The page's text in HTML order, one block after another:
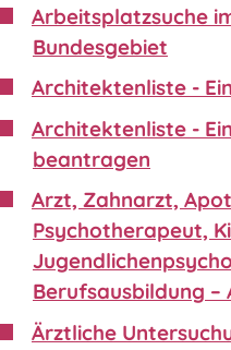
Arbeitsplatzsuche
Bundesgebiet
Architektenliste -
Architektenliste -
beantragen
Arzt, Zahnarzt,
Psychotherapeut,
Berufsausbildung
Ärztliche